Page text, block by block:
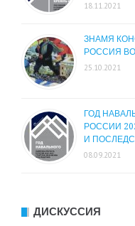
18.11.2021
ЗНАМЯ
РОССИЯ
25.10.2021
ГОД
РОССИИ
И
08.09.2021
ДИСКУССИЯ